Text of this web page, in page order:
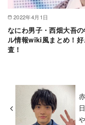
2022年4月1日
なにわ男子・西畑大吾
ル情報wiki風まとめ！
査！